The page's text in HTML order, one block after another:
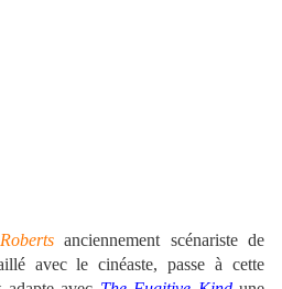
anciennement scénariste de
avec le cinéaste, passe à cette